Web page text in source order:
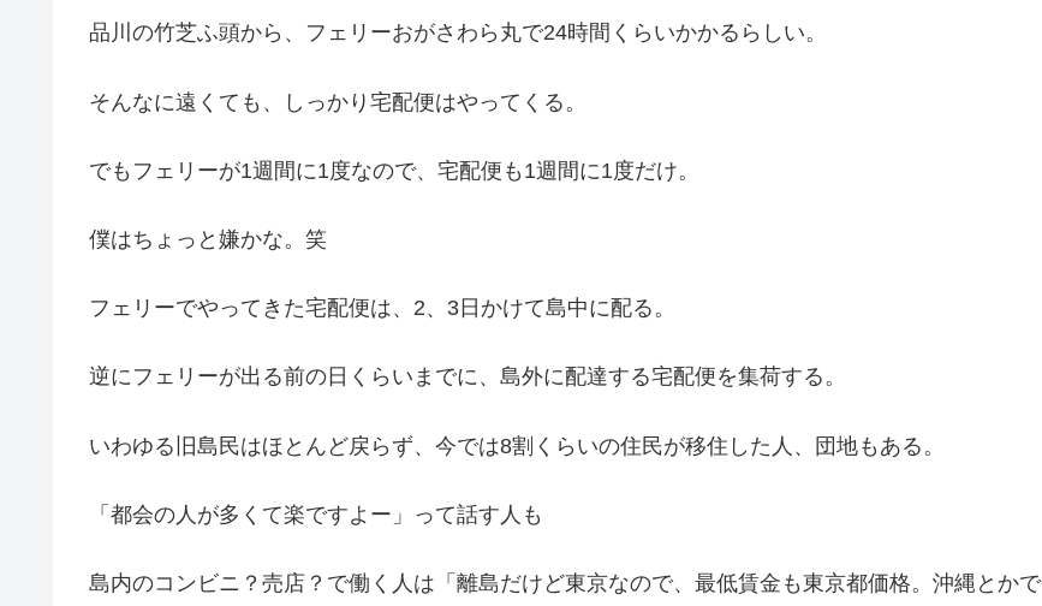
品川の竹芝ふ頭から、フェリーおがさわら丸で24時間くらいかかるらしい。
そんなに遠くても、しっかり宅配便はやってくる。
でもフェリーが1週間に1度なので、宅配便も1週間に1度だけ。
僕はちょっと嫌かな。笑
フェリーでやってきた宅配便は、2、3日かけて島中に配る。
逆にフェリーが出る前の日くらいまでに、島外に配達する宅配便を集荷する。
いわゆる旧島民はほとんど戻らず、今では8割くらいの住民が移住した人、団地もある。
「都会の人が多くて楽ですよー」って話す人も
島内のコンビニ？売店？で働く人は「離島だけど東京なので、最低賃金も東京都価格。沖縄とかで